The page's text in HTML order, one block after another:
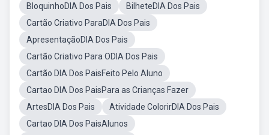
BloquinhoDIA Dos Pais
BilheteDIA Dos Pais
Cartão Criativo ParaDIA Dos Pais
ApresentaçãoDIA Dos Pais
Cartão Criativo Para ODIA Dos Pais
Cartão DIA Dos PaisFeito Pelo Aluno
Cartao DIA Dos PaisPara as Crianças Fazer
ArtesDIA Dos Pais
Atividade ColorirDIA Dos Pais
Cartao DIA Dos PaisAlunos